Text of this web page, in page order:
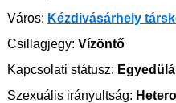
Város: Kézdivásárhely
Csillagjegy: Vízöntő
Kapcsolati státusz:
Szexuális irányultság: